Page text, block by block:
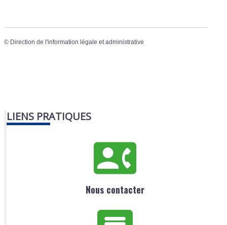
© Direction de l'information légale et administrative
LIENS PRATIQUES
Nous contacter